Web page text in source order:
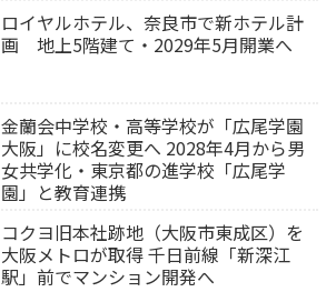
ロイヤルホテル、奈良市で新ホテル計
画 地上5階建て・2029年5月開業へ
金蘭会中学校・高等学校が「広尾学園
大阪」に校名変更へ 2028年4月から男
女共学化・東京都の進学校「広尾学
園」と教育連携
コクヨ旧本社跡地（大阪市東成区）を
大阪メトロが取得 千日前線「新深江
駅」前でマンション開発へ